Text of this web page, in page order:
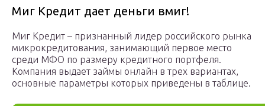
Миг Кредит дает деньги вмиг!
Миг Кредит – признанный лидер российского рынка
микрокредитования, занимающий первое место
среди МФО по размеру кредитного портфеля.
Компания выдает займы онлайн в трех вариантах,
основные параметры которых приведены в таблице.